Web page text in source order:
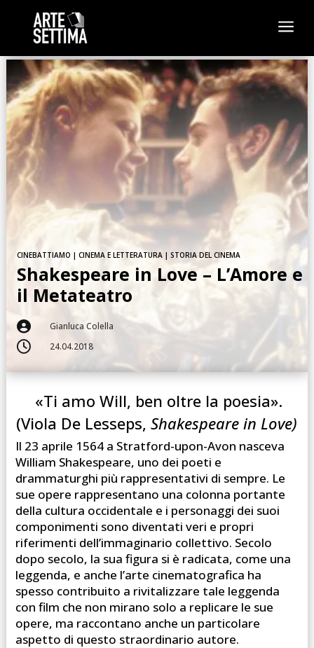
a
CINEBATTIAMO | CINEMA E LETTERATURA| STORIA DEL CINEMA
Shakespeare in Love – L’Amore e
il Metateatro
 Gianluca Colella
 24.04.2018
«Ti amo Will, ben oltre la poesia».
(Viola De Lesseps,Shakespeare in Love)
Il 23 aprile 1564 a Stratford-upon-Avon nasceva
William Shakespeare, uno dei poeti e
drammaturghi più rappresentativi di sempre. Le
sue opere rappresentano una colonna portante
della cultura occidentale e i personaggi dei suoi
componimenti sono diventati veri e propri
riferimenti dell’immaginario collettivo. Secolo
dopo secolo, la sua figura si è radicata, come una
leggenda, e anche l’arte cinematografica ha
spesso contribuito a rivitalizzare tale leggenda
con film che non mirano solo a replicare le sue
opere, ma raccontano anche un particolare
aspetto di questo straordinario autore.